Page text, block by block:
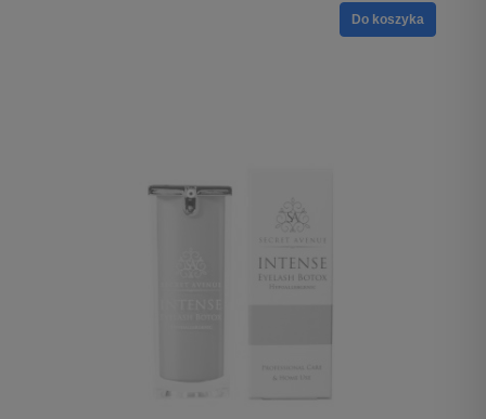
Do koszyka